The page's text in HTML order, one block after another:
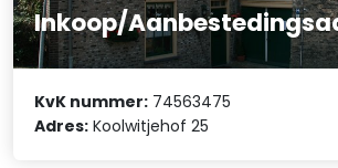
Inkoop/
KvK nummer: 74563475
Adres: Koolwitjehof 25